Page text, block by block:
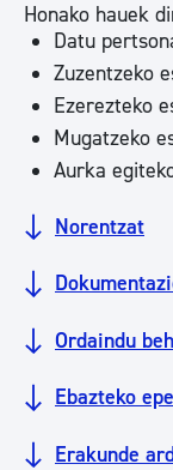
Honako hauek
Datu
Zuzentzeko
Ezerezteko
Mugatzeko
Aurka
Norentzat
Ordaindu
Ebazteko
Erakunde